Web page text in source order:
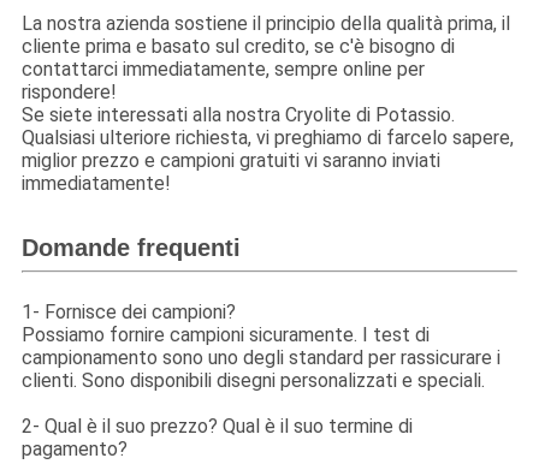
La nostra azienda sostiene il principio della qualità prima, il
cliente prima e basato sul credito, se c'è bisogno di
contattarci immediatamente, sempre online per
rispondere!
Se siete interessati alla nostra Cryolite di Potassio.
Qualsiasi ulteriore richiesta, vi preghiamo di farcelo sapere,
miglior prezzo e campioni gratuiti vi saranno inviati
immediatamente!
Domande frequenti
1- Fornisce dei campioni?
Possiamo fornire campioni sicuramente. I test di
campionamento sono uno degli standard per rassicurare i
clienti. Sono disponibili disegni personalizzati e speciali.
2- Qual è il suo prezzo? Qual è il suo termine di
pagamento?